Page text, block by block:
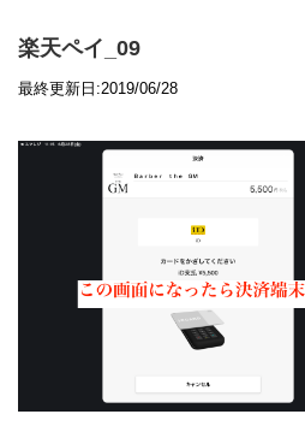
楽天ペイ_09
最終更新日:2019/06/28